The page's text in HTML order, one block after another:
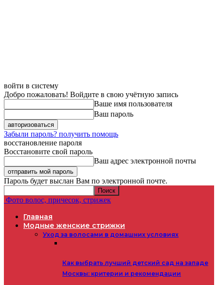
войти в систему
Добро пожаловать! Войдите в свою учётную запись
Ваше имя пользователя
Ваш пароль
Забыли пароль? получить помощь
восстановление пароля
Восстановите свой пароль
Ваш адрес электронной почты
Пароль будет выслан Вам по электронной почте.
Фото волос, причесок, стрижек
Главная
Модные женские стрижки
Уход за волосами в домашних условиях
Как выбрать лучший детский сад на западе
Москвы: критерии и рекомендации